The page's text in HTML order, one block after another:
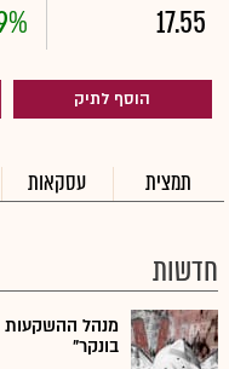
17.55
הוסף לתיק
תמצית עסקאות
חדשות
מנהל ההשקעות
בונקר"